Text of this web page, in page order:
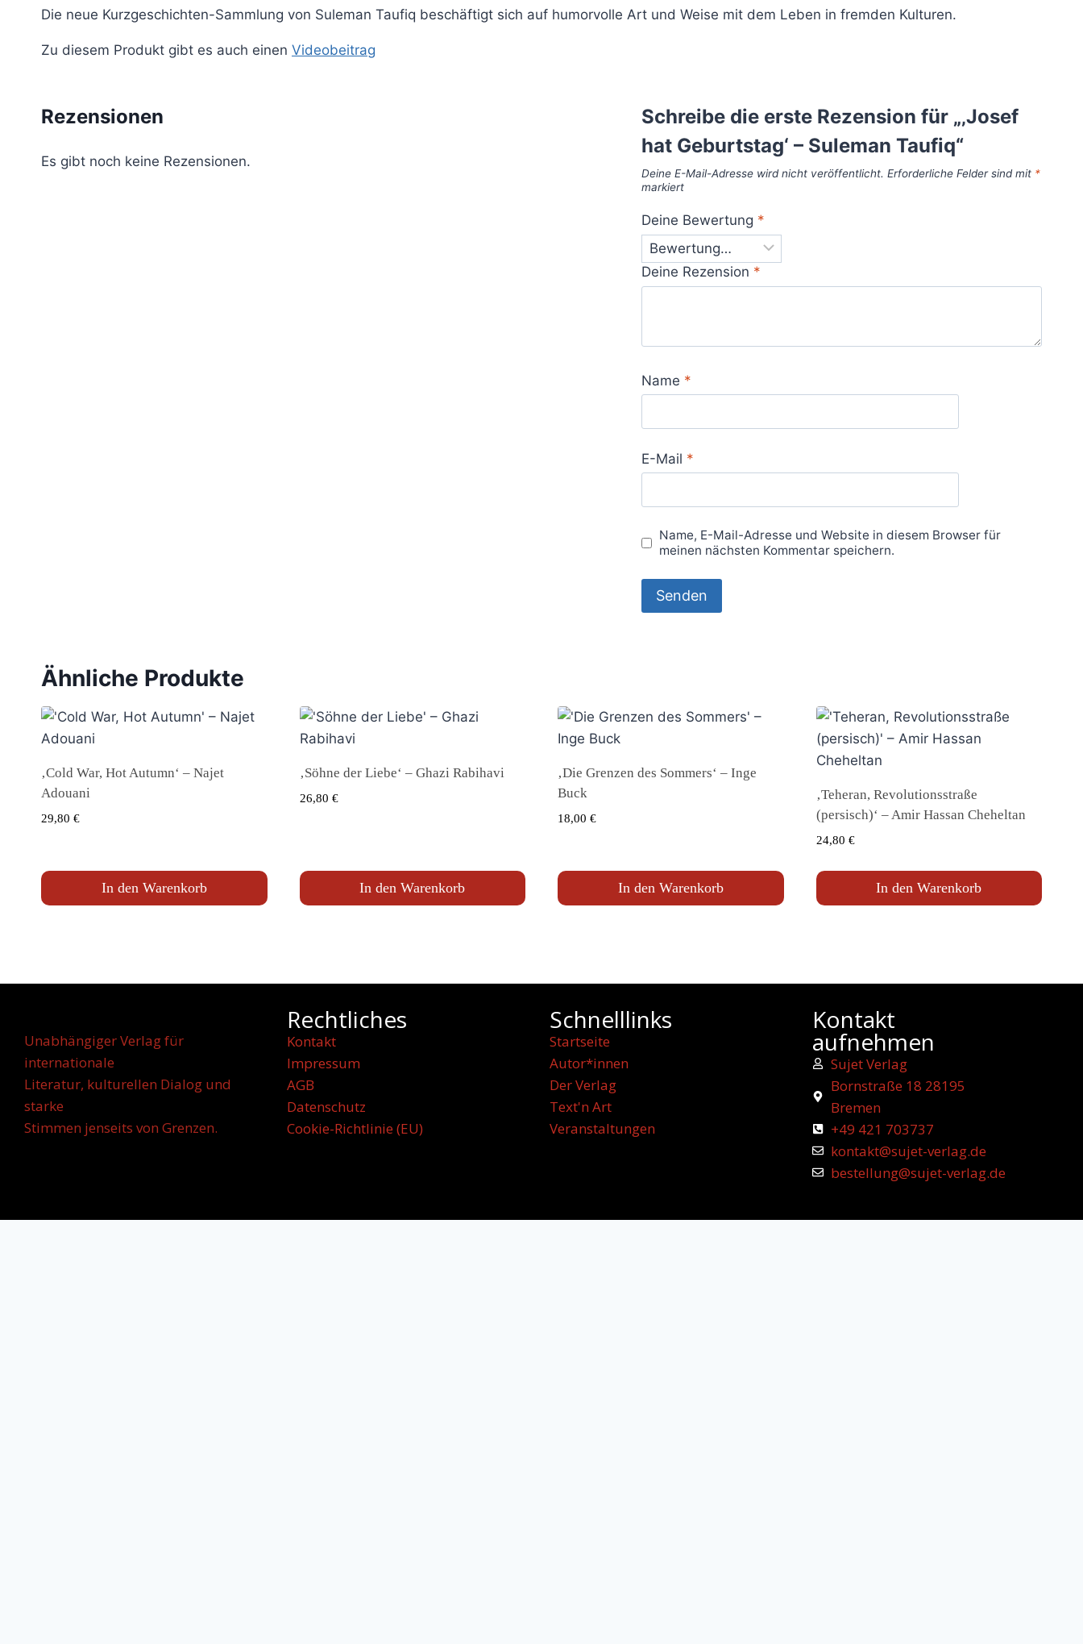
Die neue Kurzgeschichten-Sammlung von Suleman Taufiq beschäftigt sich auf humorvolle Art und Weise mit dem Leben in fremden Kulturen.
Zu diesem Produkt gibt es auch einen Videobeitrag
Rezensionen
Es gibt noch keine Rezensionen.
Schreibe die erste Rezension für „‚Josef
hat Geburtstag‘ – Suleman Taufiq“
Deine E-Mail-Adresse wird nicht veröffentlicht. Erforderliche Felder sind mit *
markiert
Deine Bewertung *
Deine Rezension *
Name *
E-Mail *
Name, E-Mail-Adresse und Website in diesem Browser für
meinen nächsten Kommentar speichern.
Ähnliche Produkte
‚Cold War, Hot Autumn‘ – Najet
Adouani
29,80 €
In den Warenkorb
‚Söhne der Liebe‘ – Ghazi Rabihavi
26,80 €
In den Warenkorb
‚Die Grenzen des Sommers‘ – Inge
Buck
18,00 €
In den Warenkorb
‚Teheran, Revolutionsstraße
(persisch)‘ – Amir Hassan Cheheltan
24,80 €
In den Warenkorb
Unabhängiger Verlag für
internationale
Literatur, kulturellen Dialog und
starke
Stimmen jenseits von Grenzen.
Rechtliches
Kontakt
Impressum
AGB
Datenschutz
Cookie-Richtlinie (EU)
Schnelllinks
Startseite
Autor*innen
Der Verlag
Text'n Art
Veranstaltungen
Kontakt
aufnehmen
Sujet Verlag
Bornstraße 18 28195
Bremen
+49 421 703737
kontakt@sujet-verlag.de
bestellung@sujet-verlag.de